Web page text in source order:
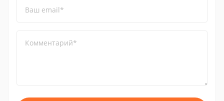
Ваш email*
Комментарий*